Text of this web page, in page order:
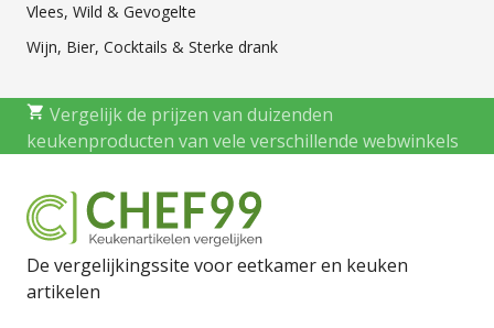
Vlees, Wild & Gevogelte
Wijn, Bier, Cocktails & Sterke drank
Vergelijk de prijzen van duizenden
keukenproducten van vele verschillende webwinkels
De vergelijkingssite voor eetkamer en keuken
artikelen